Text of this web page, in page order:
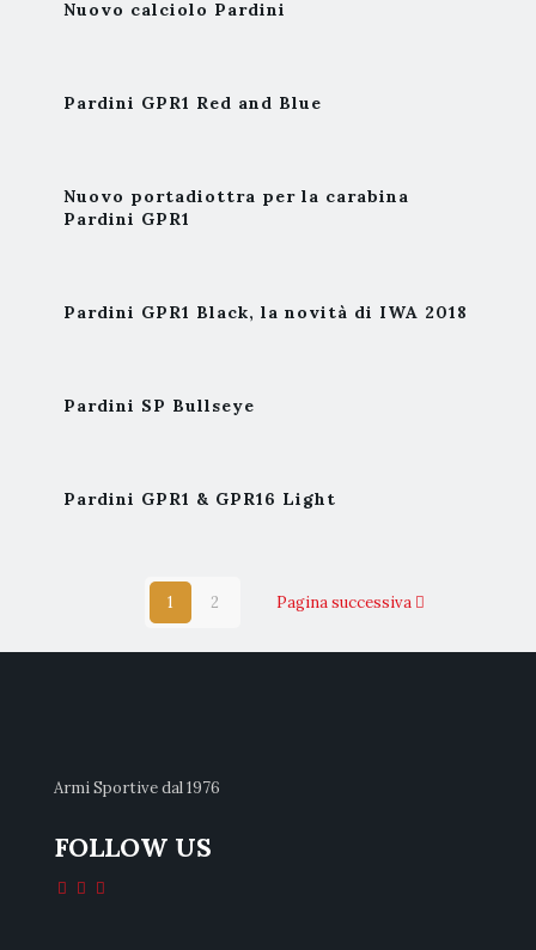
Nuovo calciolo Pardini
Pardini GPR1 Red and Blue
Nuovo portadiottra per la carabina
Pardini GPR1
Pardini GPR1 Black, la novità di IWA 2018
Pardini SP Bullseye
Pardini GPR1 & GPR16 Light
1 2 Pagina successiva
Armi Sportive dal 1976
FOLLOW US